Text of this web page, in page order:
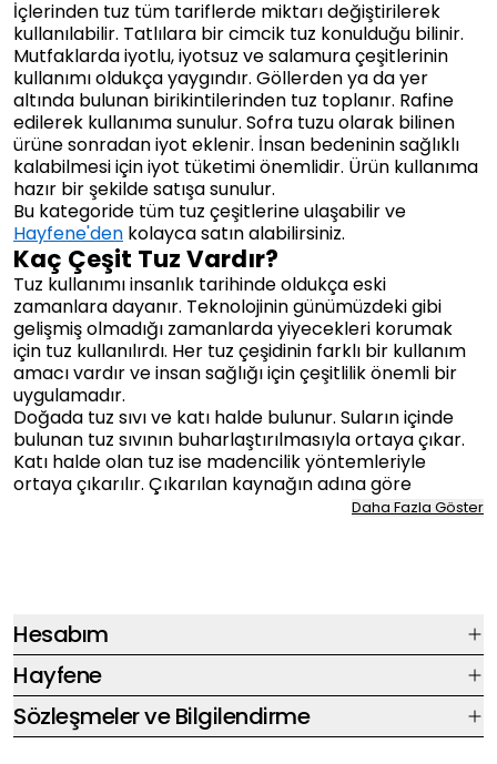
İçlerinden tuz tüm tariflerde miktarı değiştirilerek
kullanılabilir. Tatlılara bir cimcik tuz konulduğu bilinir.
Mutfaklarda iyotlu, iyotsuz ve salamura çeşitlerinin
kullanımı oldukça yaygındır. Göllerden ya da yer
altında bulunan birikintilerinden tuz toplanır. Rafine
edilerek kullanıma sunulur. Sofra tuzu olarak bilinen
ürüne sonradan iyot eklenir. İnsan bedeninin sağlıklı
kalabilmesi için iyot tüketimi önemlidir. Ürün kullanıma
hazır bir şekilde satışa sunulur.
Bu kategoride tüm tuz çeşitlerine ulaşabilir ve
Hayfene'den kolayca satın alabilirsiniz.
Kaç Çeşit Tuz Vardır?
Tuz kullanımı insanlık tarihinde oldukça eski
zamanlara dayanır. Teknolojinin günümüzdeki gibi
gelişmiş olmadığı zamanlarda yiyecekleri korumak
için tuz kullanılırdı. Her tuz çeşidinin farklı bir kullanım
amacı vardır ve insan sağlığı için çeşitlilik önemli bir
uygulamadır.
Doğada tuz sıvı ve katı halde bulunur. Suların içinde
bulunan tuz sıvının buharlaştırılmasıyla ortaya çıkar.
Katı halde olan tuz ise madencilik yöntemleriyle
ortaya çıkarılır. Çıkarılan kaynağın adına göre
isimlendirilir. Bu duruma göre kaya tuzu, deniz tuzu, göl
miktarda günlük vücuda alınması beklenir. Her tuz
çeşidinin kullanım ve faydası farklıdır. Kullanımı en
yaygın olan tuz çeşidi şüphesiz sofra tuzudur. İyotlu ve
iyotsuz olmak üzere iki çeşidi vardır. Tuzun doğal
halinde iyot bulunmaz ama sonradan besine dahil
edilir. Kaya tuzu ise yer altından katı ve büyük parçalar
Daha Fazla Göster
Hesabım
Hayfene
Sözleşmeler ve Bilgilendirme